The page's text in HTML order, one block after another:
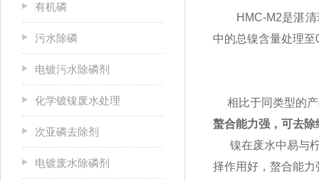
有机磷
污水除磷
电镀污水除磷剂
化学镀镍废水处理
次亚磷去除剂
电镀废水除磷剂
HMC-M2是湛
中的总镍含量处理至
相比于同类型的产
螯合能力强，可去除
镍在废水中易与柠
择作用好，螯合能